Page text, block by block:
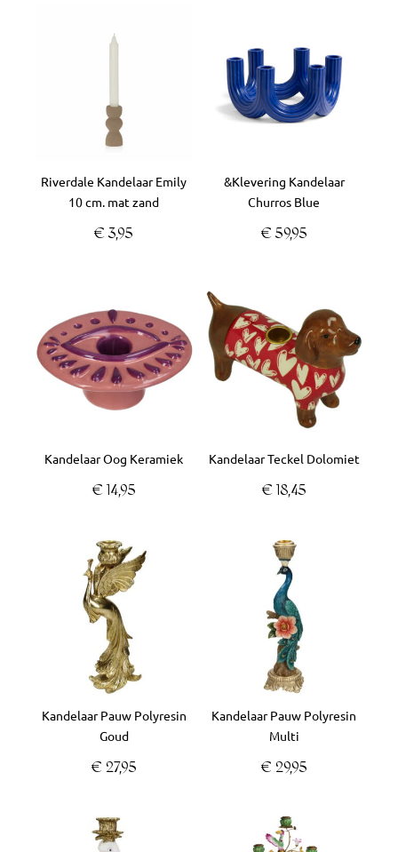
Riverdale Kandelaar Emily
10 cm. mat zand
€ 3,95
&Klevering Kandelaar
Churros Blue
€ 59,95
Kandelaar Oog Keramiek
€ 14,95
Kandelaar Teckel Dolomiet
€ 18,45
Kandelaar Pauw Polyresin
Goud
€ 27,95
Kandelaar Pauw Polyresin
Multi
€ 29,95